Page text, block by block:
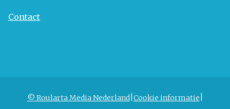
Contact
© Roularta Media Nederland Cookie informatie